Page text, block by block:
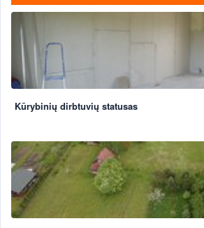
Kūrybinių dirbtuvių statusas